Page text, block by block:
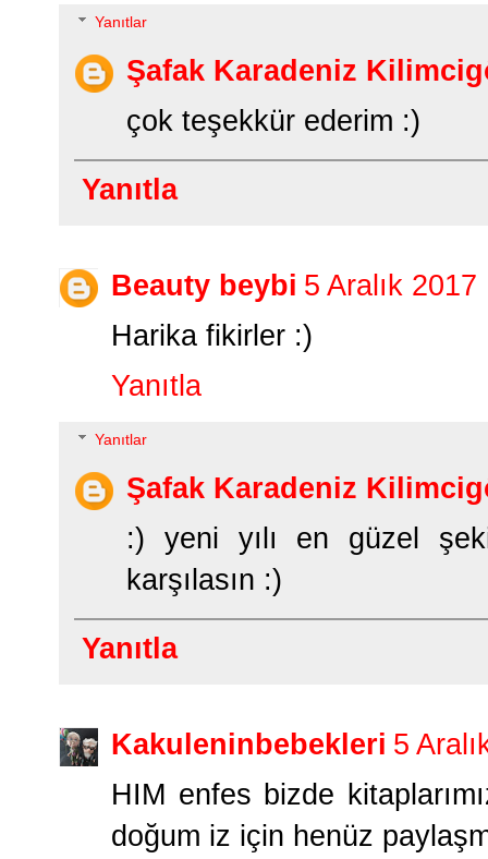
Yanıtlar
Şafak Karadeniz
çok teşekkür ederim :)
Yanıtla
Beauty beybi 5 Aralık
Harika fikirler :)
Yanıtla
Yanıtlar
Şafak Karadeniz
:) yeni yılı en güzel
karşılasın :)
Yanıtla
Kakuleninbebekleri 5
HIM enfes bizde
doğum iz için henüz